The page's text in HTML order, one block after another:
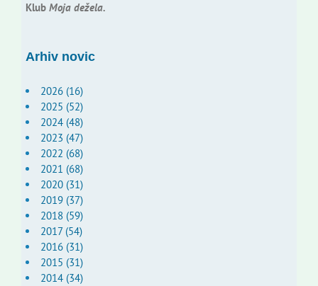
Klub Moja dežela.
Arhiv novic
2026 (16)
2025 (52)
2024 (48)
2023 (47)
2022 (68)
2021 (68)
2020 (31)
2019 (37)
2018 (59)
2017 (54)
2016 (31)
2015 (31)
2014 (34)